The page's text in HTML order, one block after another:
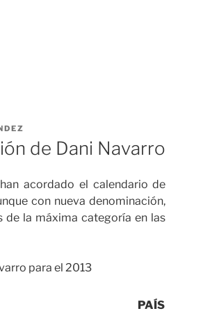
de Dani Navarro
acordado el calendario de
con nueva denominación,
de la máxima categoría en las
para el 2013
PAÍS